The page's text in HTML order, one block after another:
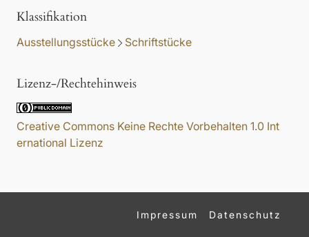
Klassifikation
Ausstellungsstücke Schriftstücke
Lizenz-/Rechtehinweis
Creative Commons Keine Rechte Vorbehalten 1.0 Int
ernational Lizenz
Impressum Datenschutz